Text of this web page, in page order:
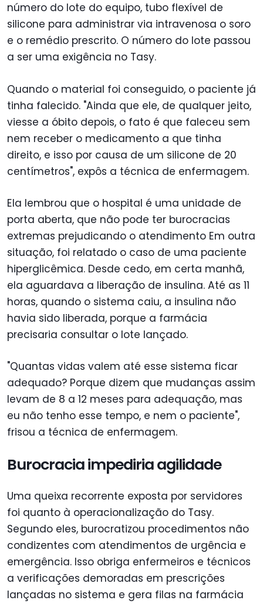
número do lote do equipo, tubo flexível de
silicone para administrar via intravenosa o soro
e o remédio prescrito. O número do lote passou
a ser uma exigência no Tasy.
Quando o material foi conseguido, o paciente já
tinha falecido. "Ainda que ele, de qualquer jeito,
viesse a óbito depois, o fato é que faleceu sem
nem receber o medicamento a que tinha
direito, e isso por causa de um silicone de 20
centímetros", expôs a técnica de enfermagem.
Ela lembrou que o hospital é uma unidade de
porta aberta, que não pode ter burocracias
extremas prejudicando o atendimento Em outra
situação, foi relatado o caso de uma paciente
hiperglicêmica. Desde cedo, em certa manhã,
ela aguardava a liberação de insulina. Até as 11
horas, quando o sistema caiu, a insulina não
havia sido liberada, porque a farmácia
precisaria consultar o lote lançado.
"Quantas vidas valem até esse sistema ficar
adequado? Porque dizem que mudanças assim
levam de 8 a 12 meses para adequação, mas
eu não tenho esse tempo, e nem o paciente",
frisou a técnica de enfermagem.
Burocracia impediria agilidade
Uma queixa recorrente exposta por servidores
foi quanto à operacionalização do Tasy.
Segundo eles, burocratizou procedimentos não
condizentes com atendimentos de urgência e
emergência. Isso obriga enfermeiros e técnicos
a verificações demoradas em prescrições
lançadas no sistema e gera filas na farmácia